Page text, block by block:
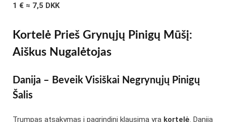
1 € ≈ 7,5 DKK
Kortelė Prieš Grynųjų Pinigų Mūšį:
Aiškus Nugalėtojas
Danija – Beveik Visiškai Negrynųjų Pinigų
Šalis
Trumpas atsakymas į pagrindinį klausimą yra kortelė . Danija